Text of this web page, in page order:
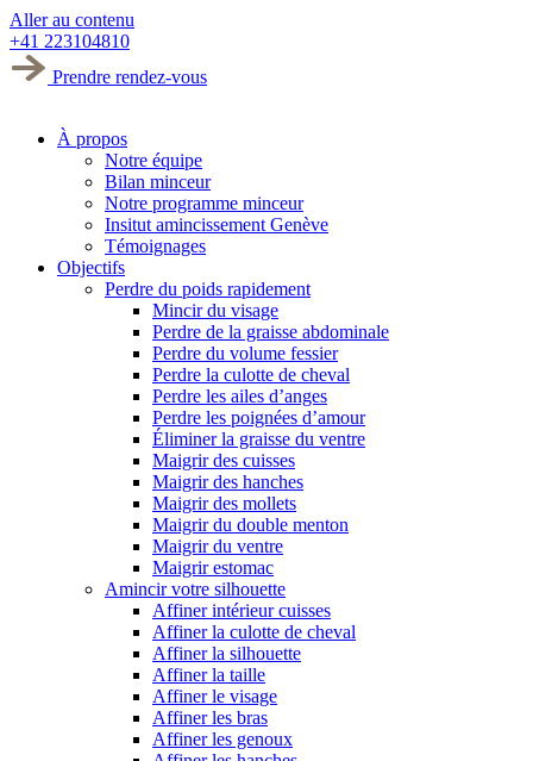
Aller au contenu
+41 223104810
Prendre rendez-vous
À propos
Notre équipe
Bilan minceur
Notre programme minceur
Insitut amincissement Genève
Témoignages
Objectifs
Perdre du poids rapidement
Mincir du visage
Perdre de la graisse abdominale
Perdre du volume fessier
Perdre la culotte de cheval
Perdre les ailes d’anges
Perdre les poignées d’amour
Éliminer la graisse du ventre
Maigrir des cuisses
Maigrir des hanches
Maigrir des mollets
Maigrir du double menton
Maigrir du ventre
Maigrir estomac
Amincir votre silhouette
Affiner intérieur cuisses
Affiner la culotte de cheval
Affiner la silhouette
Affiner la taille
Affiner le visage
Affiner les bras
Affiner les genoux